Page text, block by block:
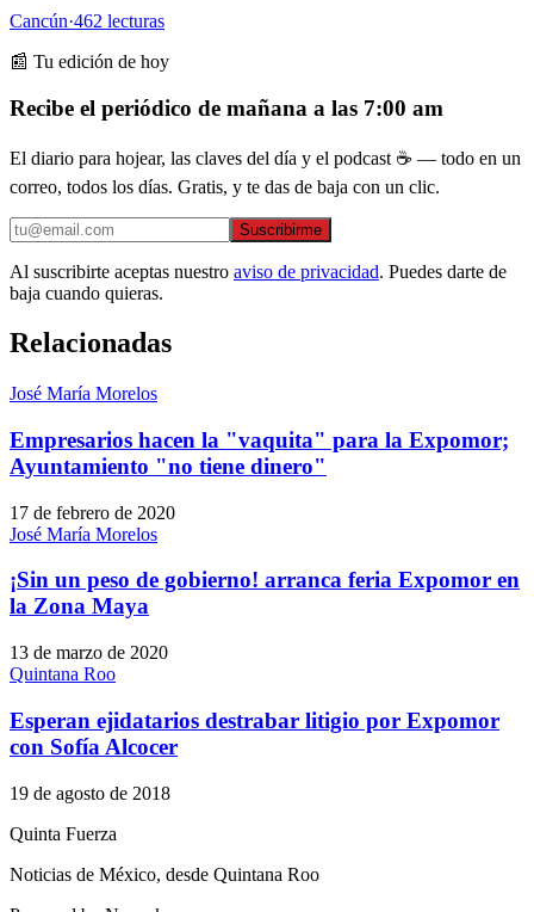
Cancún·462 lecturas
📰 Tu edición de hoy
Recibe el periódico de mañana a las 7:00 am
El diario para hojear, las claves del día y el podcast ☕ — todo en un
correo, todos los días. Gratis, y te das de baja con un clic.
Suscribirme
Al suscribirte aceptas nuestro aviso de privacidad. Puedes darte de
baja cuando quieras.
Relacionadas
José María Morelos
Empresarios hacen la "vaquita" para la Expomor;
Ayuntamiento "no tiene dinero"
17 de febrero de 2020
José María Morelos
¡Sin un peso de gobierno! arranca feria Expomor en
la Zona Maya
13 de marzo de 2020
Quintana Roo
Esperan ejidatarios destrabar litigio por Expomor
con Sofía Alcocer
19 de agosto de 2018
Quinta Fuerza
Noticias de México, desde Quintana Roo